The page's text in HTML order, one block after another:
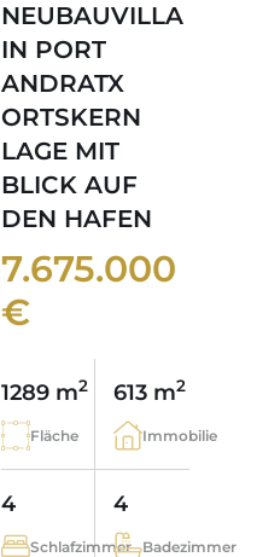
NEUBAUVILLA
IN PORT
ANDRATX
ORTSKERN
LAGE MIT
BLICK AUF
DEN HAFEN
7.675.000
€
1289 m2
Fläche
613 m2
Immobilie
4
Schlafzimmer
4
Badezimmer